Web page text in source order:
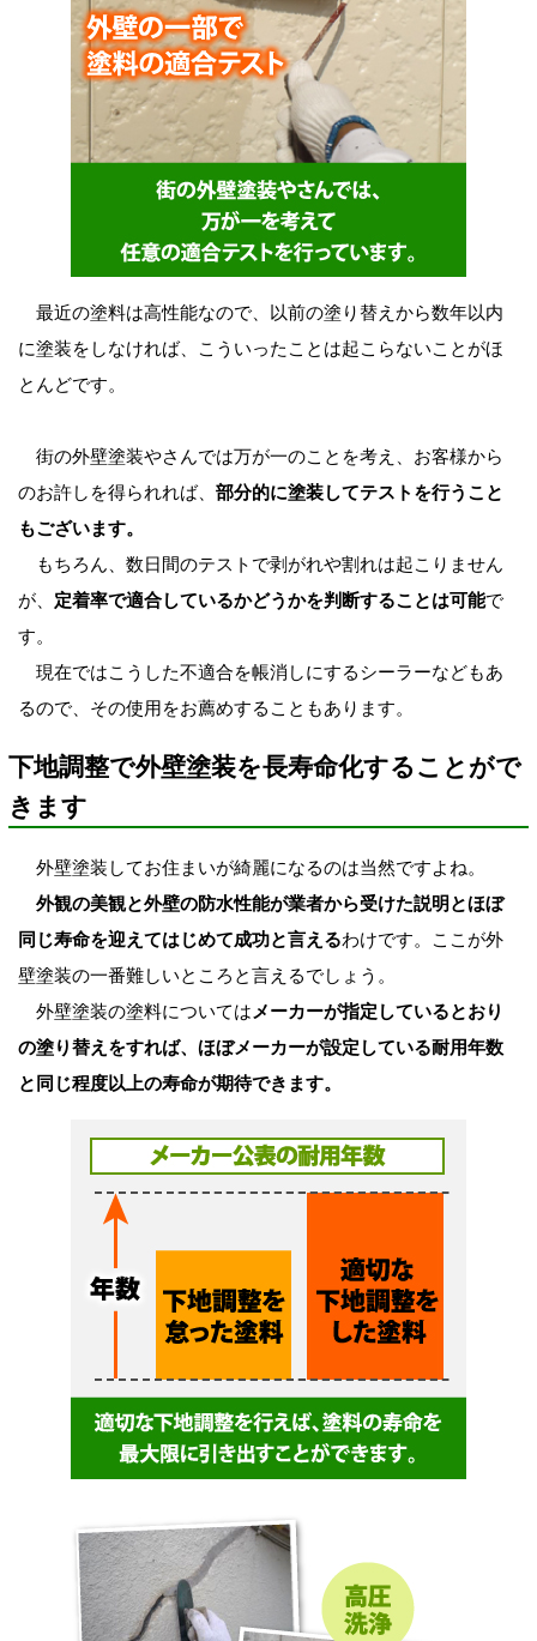
最近の塗料は高性能なので、以前の塗り替えから数年以内
に塗装をしなければ、こういったことは起こらないことがほ
とんどです。
街の外壁塗装やさんでは万が一のことを考え、お客様から
のお許しを得られれば、 部分的に塗装してテストを行うこと
もございます。
もちろん、数日間のテストで剥がれや割れは起こりません
が、 定着率で適合しているかどうかを判断することは可能で
す。
現在ではこうした不適合を帳消しにするシーラーなどもあ
るので、その使用をお薦めすることもあります。
下地調整で外壁塗装を長寿命化することがで
きます
外壁塗装してお住まいが綺麗になるのは当然ですよね。
外観の美観と外壁の防水性能が業者から受けた説明とほぼ
同じ寿命を迎えてはじめて成功と言えるわけです。ここが外
壁塗装の一番難しいところと言えるでしょう。
外壁塗装の塗料については メーカーが指定しているとおり
の塗り替えをすれば、ほぼメーカーが設定している耐用年数
と同じ程度以上の寿命が期待できます。